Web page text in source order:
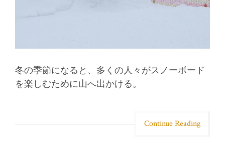
冬の季節になると、多くの人々がスノーボード
を楽しむために山へ出かける。
Continue Reading